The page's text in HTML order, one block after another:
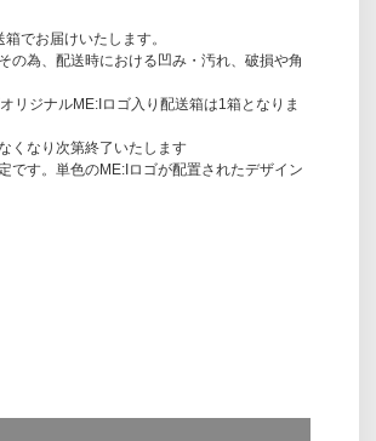
でお届けいたします。
の為、配送時における凹み・汚れ、破損や角
リジナルME:Iロゴ入り配送箱は1箱となりま
くなり次第終了いたします
です。単色のME:Iロゴが配置されたデザイン